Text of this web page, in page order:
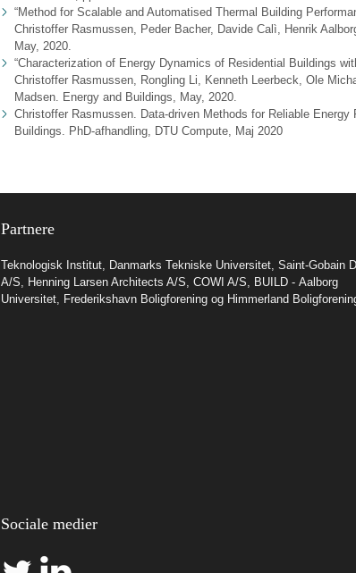
“Method for Scalable and Automatised Thermal Building
Christoffer Rasmussen, Peder Bacher, Davide Calì, Henrik
May, 2020.
“Characterization of Energy Dynamics of Residential Buildings
Christoffer Rasmussen, Rongling Li, Kenneth Leerbeck, Ole
Madsen. Energy and Buildings, May, 2020.
Christoffer Rasmussen. Data-driven Methods for Reliable
Buildings. PhD-afhandling, DTU Compute, Maj 2020
Partnere
Teknologisk Institut, Danmarks Tekniske Universitet, Saint-Gobain
A/S, Henning Larsen Architects A/S, COWI A/S, BUILD - Aalborg
Universitet, Frederikshavn Boligforening og Himmerland
Sociale medier